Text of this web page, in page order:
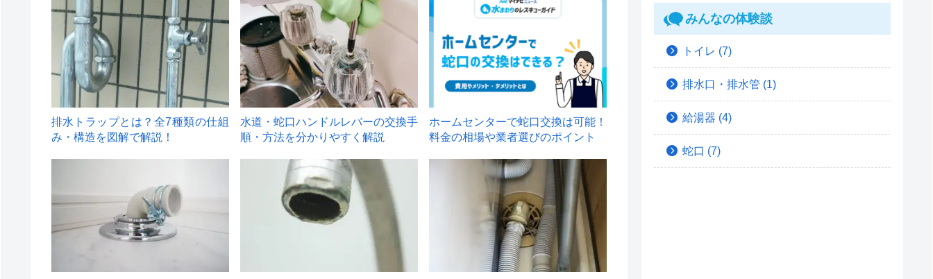
1
排水トラップとは？全7種類の仕組
み・構造を図解で解説！
2
水道・蛇口ハンドルレバーの交換手
順・方法を分かりやすく解説
ホームセンターで蛇口交換は可能！
料金の相場や業者選びのポイント
みんなの体験談
トイレ (7)
排水口・排水管 (1)
給湯器 (4)
蛇口 (7)